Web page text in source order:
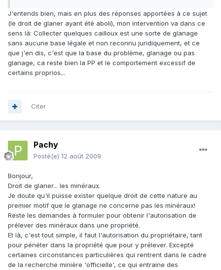
J'entends bien, mais en plus des réponses apportées à ce sujet
(le droit de glaner ayant été aboli), mon intervention va dans ce
sens là: Collecter quelques cailloux est une sorte de glanage
sans aucune base légale et non reconnu juridiquement, et ce
que j'en dis, c'est que la base du problème, glanage ou pas
glanage, ca reste bien la PP et le comportement excessif de
certains proprios...
Citer
Pachy
Posté(e) 12 août 2009
Bonjour,
Droit de glaner... les minéraux.
Je doute qu'il puisse exister quelque droit de cette nature au
premier motif que le glanage ne concerne pas les minéraux!
Reste les demandes à formuler pour obtenir l'autorisation de
prélever des minéraux dans une propriété.
Et là, c'est tout simple, il faut l'autorisation du propriétaire, tant
pour pénéter dans la propriété que pour y prélever. Excepté
certaines circonstances particulières qui rentrent dans le cadre
de la recherche minière 'officielle', ce qui entraine des